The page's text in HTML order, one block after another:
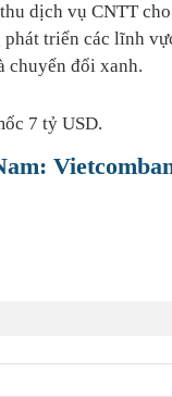
dịch vụ CNTT
triển các lĩnh
chuyển đổi xanh.
7 tỷ USD.